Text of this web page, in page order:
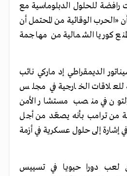
رافضة للحلول الدبلوماسية مع
«الحرب الوقائية من المحتمل أن
كوريا الشمالية من مهاجمة
الديمقراطي إد ماركي نائب
للعلاقات الخارجية في مجلس
في منصب مستشار الأمن
من ترامب بأنه يصعّد من أجل
إشارة إلى حلول عسكرية في أزمة
لعب دورا حيويا في تسييس